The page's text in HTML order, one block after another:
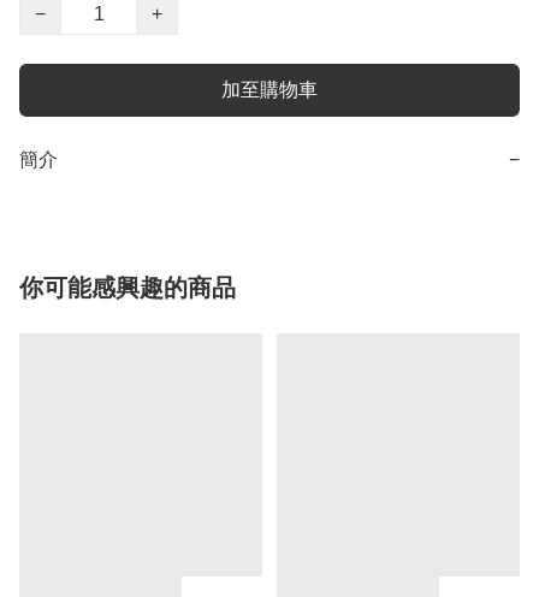
−
+
加至購物車
簡介 −
你可能感興趣的商品